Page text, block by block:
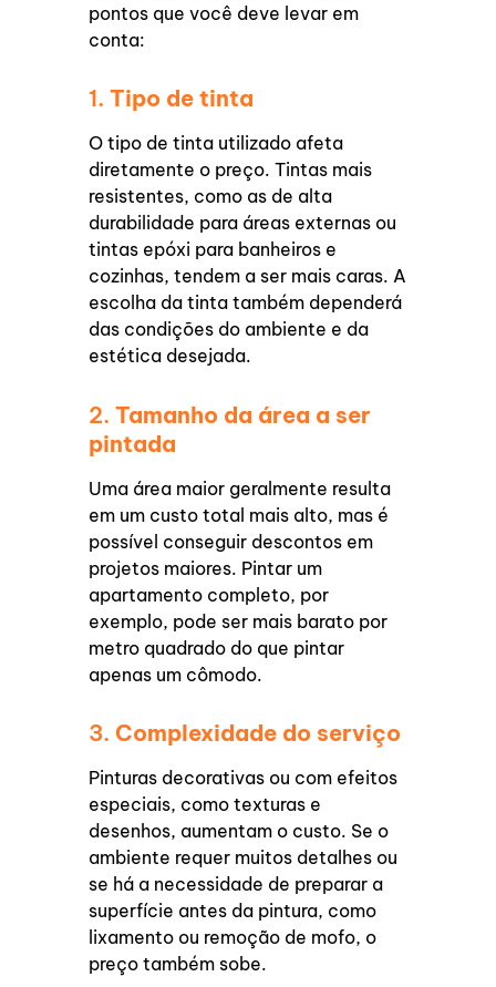
pontos que você deve levar em
conta:
1.Tipo de tinta
O tipo de tinta utilizado afeta
diretamente o preço. Tintas mais
resistentes, como as de alta
durabilidade para áreas externas ou
tintas epóxi para banheiros e
cozinhas, tendem a ser mais caras. A
escolha da tinta também dependerá
das condições do ambiente e da
estética desejada.
2.Tamanho da área a ser
pintada
Uma área maior geralmente resulta
em um custo total mais alto, mas é
possível conseguir descontos em
projetos maiores. Pintar um
apartamento completo, por
exemplo, pode ser mais barato por
metro quadrado do que pintar
apenas um cômodo.
3.Complexidade do serviço
Pinturas decorativas ou com efeitos
especiais, como texturas e
desenhos, aumentam o custo. Se o
ambiente requer muitos detalhes ou
se há a necessidade de preparar a
superfície antes da pintura, como
lixamento ou remoção de mofo, o
preço também sobe.